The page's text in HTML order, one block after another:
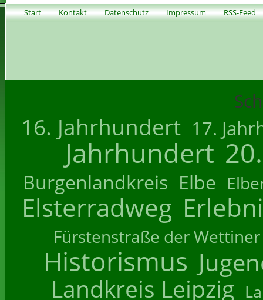
Start Kontakt Datenschutz Impressum RSS-Feed
16. Jahrhundert 17.
Jahrhundert
Burgenlandkreis Elbe
Elsterradweg
Fürstenstraße der Wettiner
Historismus
Landkreis Leipzig